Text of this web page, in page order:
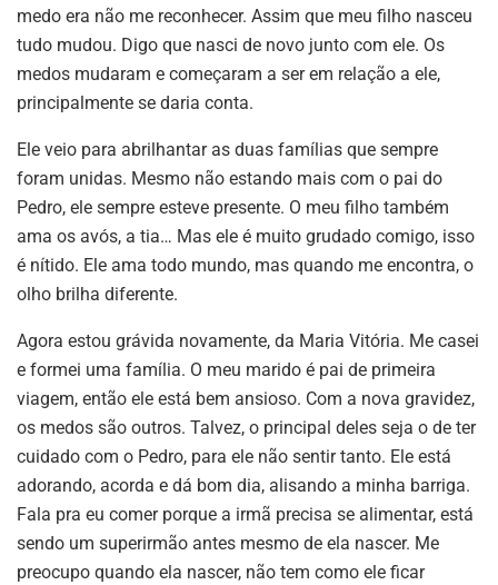
medo era não me reconhecer. Assim que meu filho nasceu
tudo mudou. Digo que nasci de novo junto com ele. Os
medos mudaram e começaram a ser em relação a ele,
principalmente se daria conta.
Ele veio para abrilhantar as duas famílias que sempre
foram unidas. Mesmo não estando mais com o pai do
Pedro, ele sempre esteve presente. O meu filho também
ama os avós, a tia… Mas ele é muito grudado comigo, isso
é nítido. Ele ama todo mundo, mas quando me encontra, o
olho brilha diferente.
Agora estou grávida novamente, da Maria Vitória. Me casei
e formei uma família. O meu marido é pai de primeira
viagem, então ele está bem ansioso. Com a nova gravidez,
os medos são outros. Talvez, o principal deles seja o de ter
cuidado com o Pedro, para ele não sentir tanto. Ele está
adorando, acorda e dá bom dia, alisando a minha barriga.
Fala pra eu comer porque a irmã precisa se alimentar, está
sendo um superirmão antes mesmo de ela nascer. Me
preocupo quando ela nascer, não tem como ele ficar